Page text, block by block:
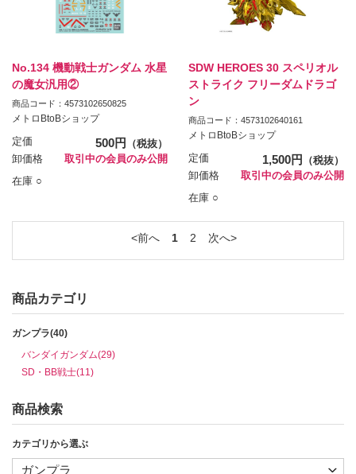
No.134 機動戦士ガンダム 水星
の魔女汎用②
商品コード：4573102650825
メトロBtoBショップ
定価 500円
（税抜）
卸価格
取引中の会員のみ公開
在庫 ○
SDW HEROES 30 スペリオル
ストライク フリーダムドラゴ
ン
商品コード：4573102640161
メトロBtoBショップ
定価 1,500円
（税抜）
卸価格
取引中の会員のみ公開
在庫 ○
前へ 1 2 次へ
商品カテゴリ
ガンプラ(40)
バンダイガンダム(29)
SD・BB戦士(11)
商品検索
カテゴリから選ぶ